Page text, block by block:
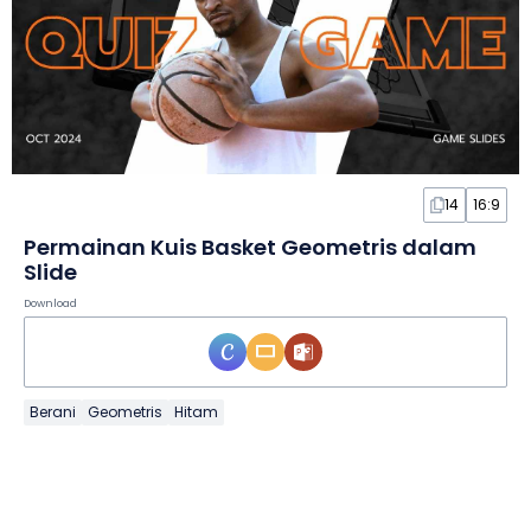
14 16:9
Permainan Kuis Basket Geometris dalam
Slide
Download
Berani Geometris Hitam